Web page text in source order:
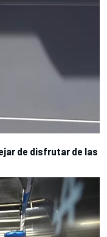
de disfrutar de las